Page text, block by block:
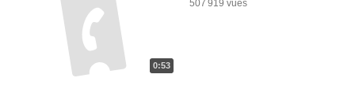
0:53
507 919 vues